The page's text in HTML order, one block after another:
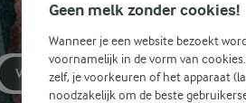
zelfgemaakte gerechten
VOORGERECHTEN
Zoek categorie
Geen melk zonder cookies!
Wanneer je een website bezoekt
voornamelijk in de vorm van
zelf, je voorkeuren of het apparaat
noodzakelijk om de beste